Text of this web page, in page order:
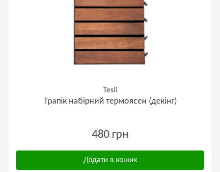
Tesli
Трапік набірний термоясен (декінг)
480 грн
Додати в кошик